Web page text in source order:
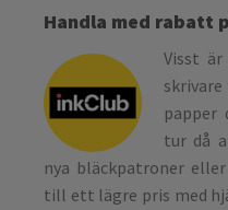
Handla med rabatt
Visst
papper
tur då
nya bläckpatroner
till ett lägre pris med